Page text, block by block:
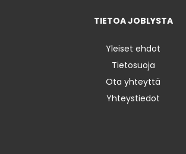
TIETOA JOBLYSTA
Yleiset ehdot
Tietosuoja
Ota yhteyttä
Yhteystiedot